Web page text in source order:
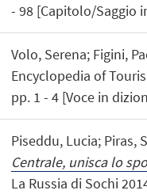
- 98 [Capitolo/Saggio
Volo, Serena; Figini,
Encyclopedia of
pp. 1 - 4 [Voce in
Piseddu, Lucia; Piras,
Centrale, unisca lo
La Russia di Sochi